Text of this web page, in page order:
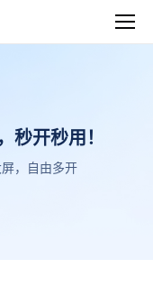
秒开秒用！
，自由多开